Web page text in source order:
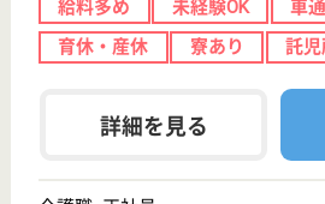
ライフワンズ株式会社 ( 厚生労働大臣許可 )13- ユ -303765
Copyright©LifeOnes Ltd. All Rights Reserved